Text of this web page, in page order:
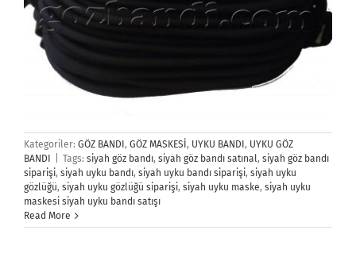
Kategoriler: GÖZ BANDI , GÖZ MASKESİ , UYKU BANDI , UYKU GÖZ
BANDI
Tags: siyah göz bandı, siyah göz bandı satınal, siyah göz bandı
siparişi, siyah uyku bandı, siyah uyku bandı siparişi, siyah uyku
gözlüğü, siyah uyku gözlüğü siparişi, siyah uyku maske, siyah uyku
maskesi siyah uyku bandı satışı
Read More